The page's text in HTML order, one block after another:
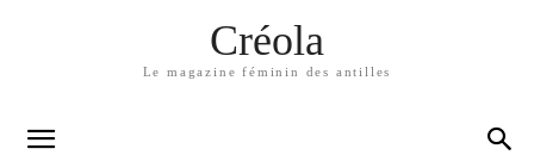
Créola
Le magazine féminin des antilles